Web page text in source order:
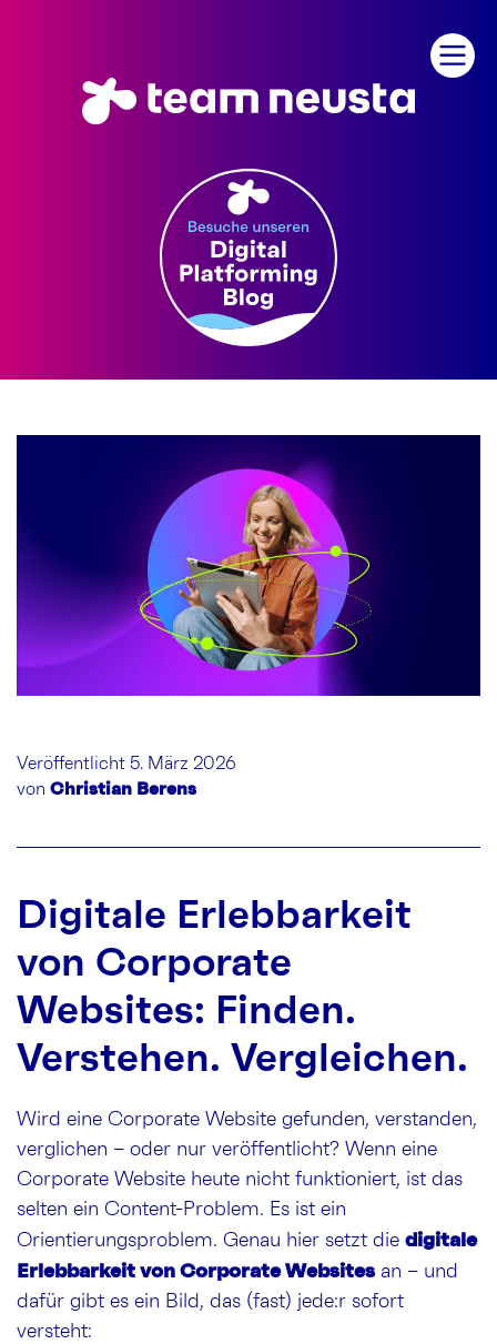
Veröffentlicht 5. März 2026
von Christian Berens
Digitale Erlebbarkeit
von Corporate
Websites: Finden.
Verstehen. Vergleichen.
Wird eine Corporate Website gefunden, verstanden,
verglichen – oder nur veröffentlicht? Wenn eine
Corporate Website heute nicht funktioniert, ist das
selten ein Content-Problem. Es ist ein
Orientierungsproblem. Genau hier setzt die digitale
Erlebbarkeit von Corporate Websitesan – und
dafür gibt es ein Bild, das (fast) jede:r sofort
versteht: